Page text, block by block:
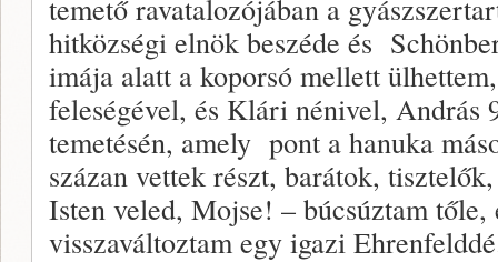
temető ravatalozójában a
hitközségi elnök beszéde és
imája alatt a koporsó mellett
feleségével, és Klári nénivel, András
temetésén, amely pont a hanuka
százan vettek részt, barátok,
Isten veled, Mojse! – búcsúztam
visszaváltoztam egy igazi